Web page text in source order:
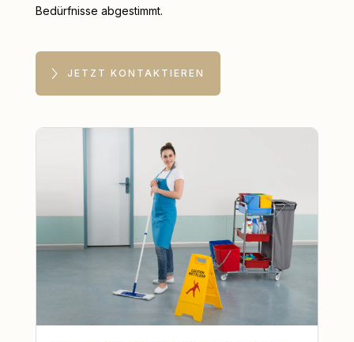
Bedürfnisse abgestimmt.
JETZT KONTAKTIEREN